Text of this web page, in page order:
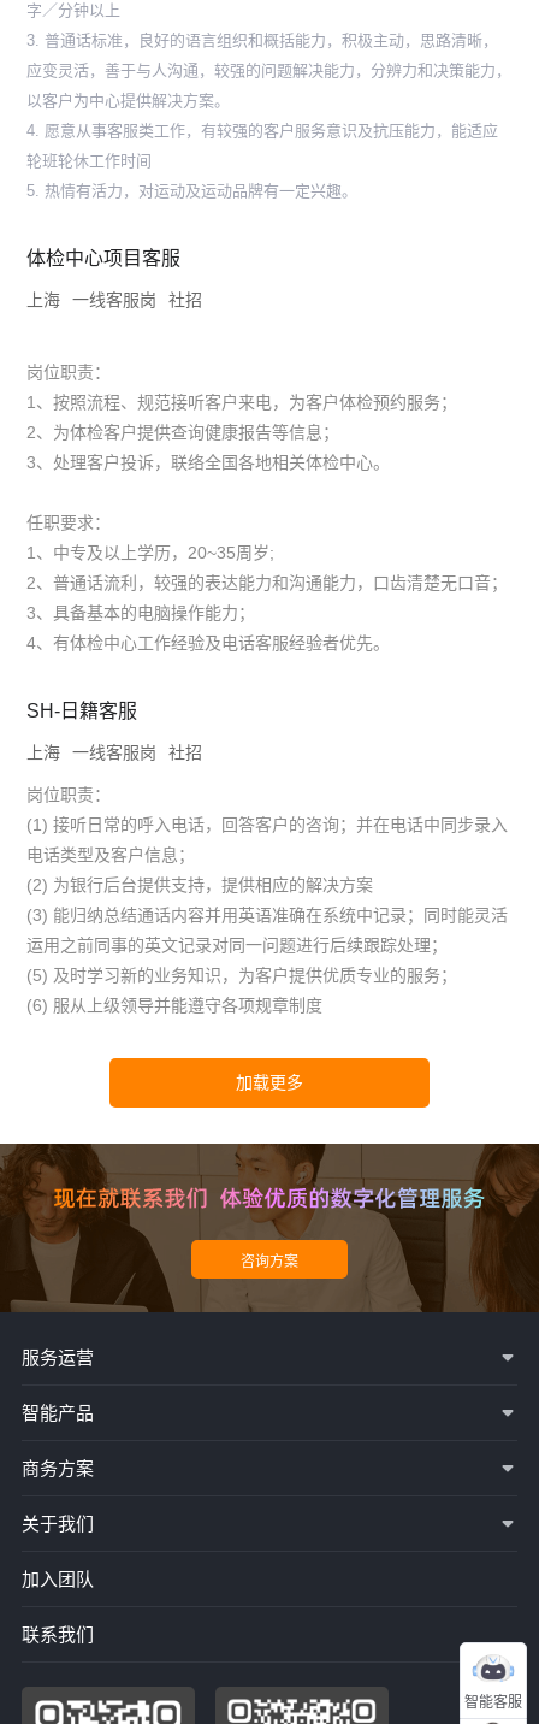
字／分钟以上
3. 普通话标准，良好的语言组织和概括能力，积极主动，思路清晰，
应变灵活，善于与人沟通，较强的问题解决能力，分辨力和决策能力，
以客户为中心提供解决方案。
4. 愿意从事客服类工作，有较强的客户服务意识及抗压能力，能适应
轮班轮休工作时间
5. 热情有活力，对运动及运动品牌有一定兴趣。
体检中心项目客服
上海 一线客服岗 社招
岗位职责：
1、按照流程、规范接听客户来电，为客户体检预约服务；
2、为体检客户提供查询健康报告等信息；
3、处理客户投诉，联络全国各地相关体检中心。
任职要求：
1、中专及以上学历，20~35周岁;
2、普通话流利，较强的表达能力和沟通能力，口齿清楚无口音；
3、具备基本的电脑操作能力；
4、有体检中心工作经验及电话客服经验者优先。
SH-日籍客服
上海 一线客服岗 社招
岗位职责：
(1) 接听日常的呼入电话，回答客户的咨询；并在电话中同步录入
电话类型及客户信息；
(2) 为银行后台提供支持，提供相应的解决方案
(3) 能归纳总结通话内容并用英语准确在系统中记录；同时能灵活
运用之前同事的英文记录对同一问题进行后续跟踪处理；
(5) 及时学习新的业务知识，为客户提供优质专业的服务；
(6) 服从上级领导并能遵守各项规章制度
智能客服
服务运营
智能产品
商务方案
关于我们
加入团队
联系我们